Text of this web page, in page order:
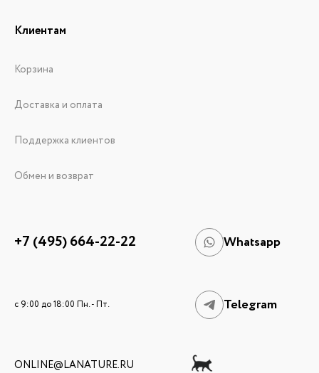
Клиентам
Корзина
Доставка и оплата
Поддержка клиентов
Обмен и возврат
+7 (495) 664-22-22 Whatsapp
c 9:00 до 18:00 Пн. - Пт. Telegram
ONLINE@LANATURE.RU